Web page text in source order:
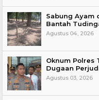
Sabung Ayam
Bantah
Agustus 04, 2026
Oknum Polres
Dugaan
Agustus 03, 2026